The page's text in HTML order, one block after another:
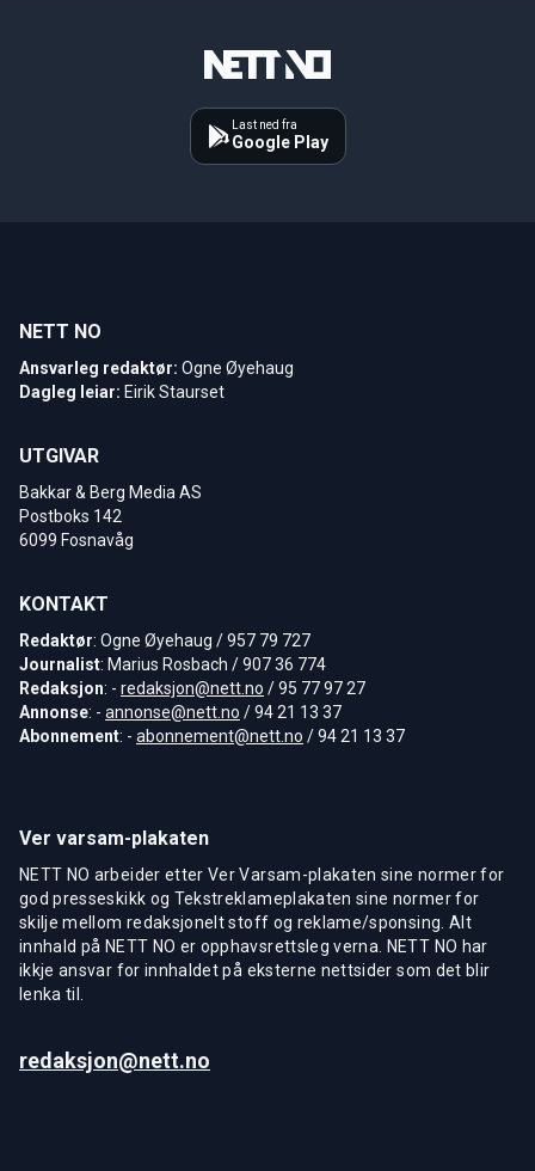
Last ned fra
Google Play
NETT NO
Ansvarleg redaktør: Ogne Øyehaug
Dagleg leiar: Eirik Staurset
UTGIVAR
Bakkar & Berg Media AS
Postboks 142
6099 Fosnavåg
KONTAKT
Redaktør: Ogne Øyehaug / 957 79 727
Journalist: Marius Rosbach / 907 36 774
Redaksjon: - redaksjon@nett.no / 95 77 97 27
Annonse: - annonse@nett.no / 94 21 13 37
Abonnement: - abonnement@nett.no / 94 21 13 37
Ver varsam-plakaten
NETT NO arbeider etter Ver Varsam-plakaten sine normer for
god presseskikk og Tekstreklameplakaten sine normer for
skilje mellom redaksjonelt stoff og reklame/sponsing. Alt
innhald på NETT NO er opphavsrettsleg verna. NETT NO har
ikkje ansvar for innhaldet på eksterne nettsider som det blir
lenka til.
redaksjon@nett.no